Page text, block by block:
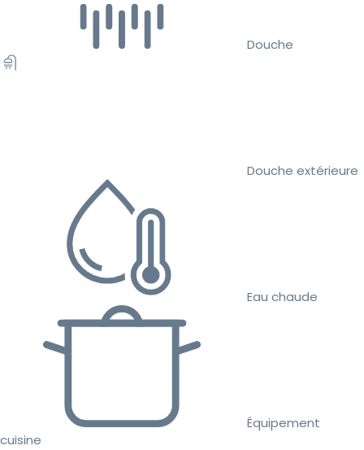
Douche
Douche extérieure
Eau chaude
Équipement
cuisine